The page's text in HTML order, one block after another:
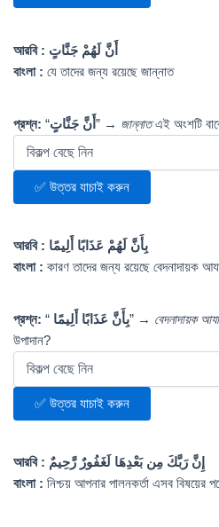
আরবি : أَنَّ لَهُمْ جَنَّاتٍ
বাংলা : যে তাদের জন্য রয়েছে জান্নাত
প্রশ্ন: “أَنَّ جَنَّاتٍ” → জান্নাতএই অংশটি
✅ উত্তর যাচাই করুন
আরবি : بِأَنَّ لَهُمْ عَذَابًا أَلِيمًا
বাংলা : কারণ তাদের জন্য রয়েছে বেদনাদায়ক
প্রশ্ন: “ بِأَنَّ عَذَابًا أَلِيمًا” → বেদনাদায়ক
উপাদান?
✅ উত্তর যাচাই করুন
আরবি : إِنَّ رَبَّكَ مِن بَعْدِهَا لَغَفُورٌ رَّحِيمٌ
বাংলা : নিশ্চয় আপনার পালনকর্তা এসব বিষয়ের